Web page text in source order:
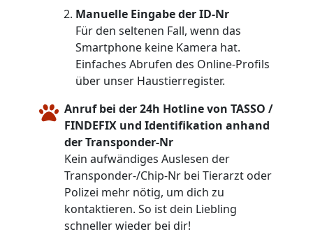
Manuelle Eingabe der ID-Nr
Für den seltenen Fall, wenn das
Smartphone keine Kamera hat.
Einfaches Abrufen des Online-Profils
über unser Haustierregister.
Anruf bei der 24h Hotline von TASSO /
FINDEFIX und Identifikation anhand
der Transponder-Nr
Kein aufwändiges Auslesen der
Transponder-/Chip-Nr bei Tierarzt oder
Polizei mehr nötig, um dich zu
kontaktieren. So ist dein Liebling
schneller wieder bei dir!